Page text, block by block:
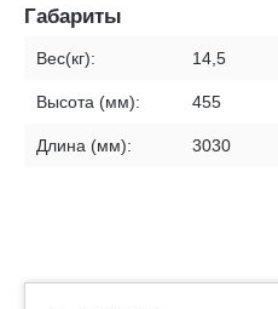
Габариты
Вес(кг): 14,5
Высота (мм): 455
Длина (мм): 3030